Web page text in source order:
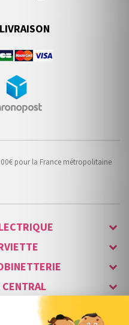
pour la France métropolitaine